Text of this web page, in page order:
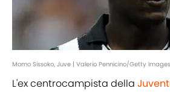
Momo Sissoko, Juve | Valerio Pennicino/Getty Images
L'ex centrocampista della